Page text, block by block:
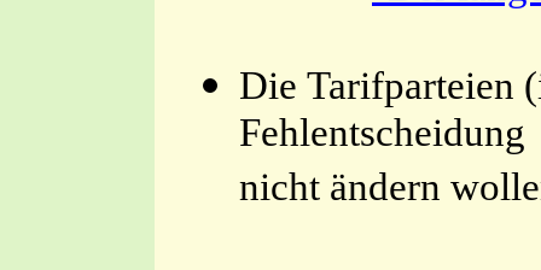
Die Tarifparteien
nicht ändern